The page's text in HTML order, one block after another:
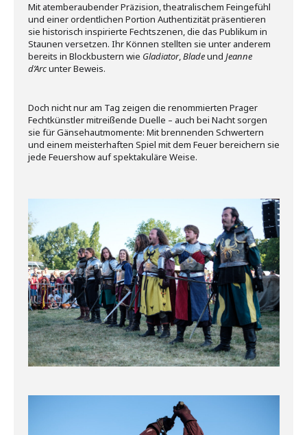
Mit atemberaubender Präzision, theatralischem Feingefühl
und einer ordentlichen Portion Authentizität präsentieren
sie historisch inspirierte Fechtszenen, die das Publikum in
Staunen versetzen. Ihr Können stellten sie unter anderem
bereits in Blockbustern wie Gladiator,Bladeund Jeanne
d’Arcunter Beweis.
Doch nicht nur am Tag zeigen die renommierten Prager
Fechtkünstler mitreißende Duelle – auch bei Nacht sorgen
sie für Gänsehautmomente: Mit brennenden Schwertern
und einem meisterhaften Spiel mit dem Feuer bereichern sie
jede Feuershow auf spektakuläre Weise.